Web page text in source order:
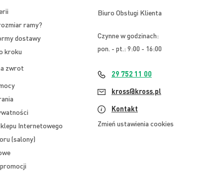
ramy?
dostawy
kroku
zwrot
Internetowego
(salony)
Biuro Obsługi Klienta
Czynne w godzinach:
pon. - pt.: 9:00 - 16:00
29 752 11 00
kross@kross.pl
Kontakt
Zmień ustawienia cookies